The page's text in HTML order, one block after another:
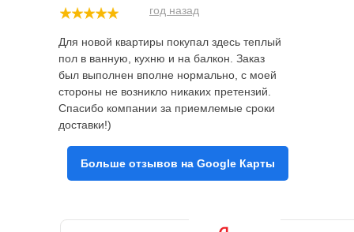
год назад
Для новой квартиры покупал здесь теплый
пол в ванную, кухню и на балкон. Заказ
был выполнен вполне нормально, с моей
стороны не возникло никаких претензий.
Спасибо компании за приемлемые сроки
доставки!)
Больше отзывов на Google Карты